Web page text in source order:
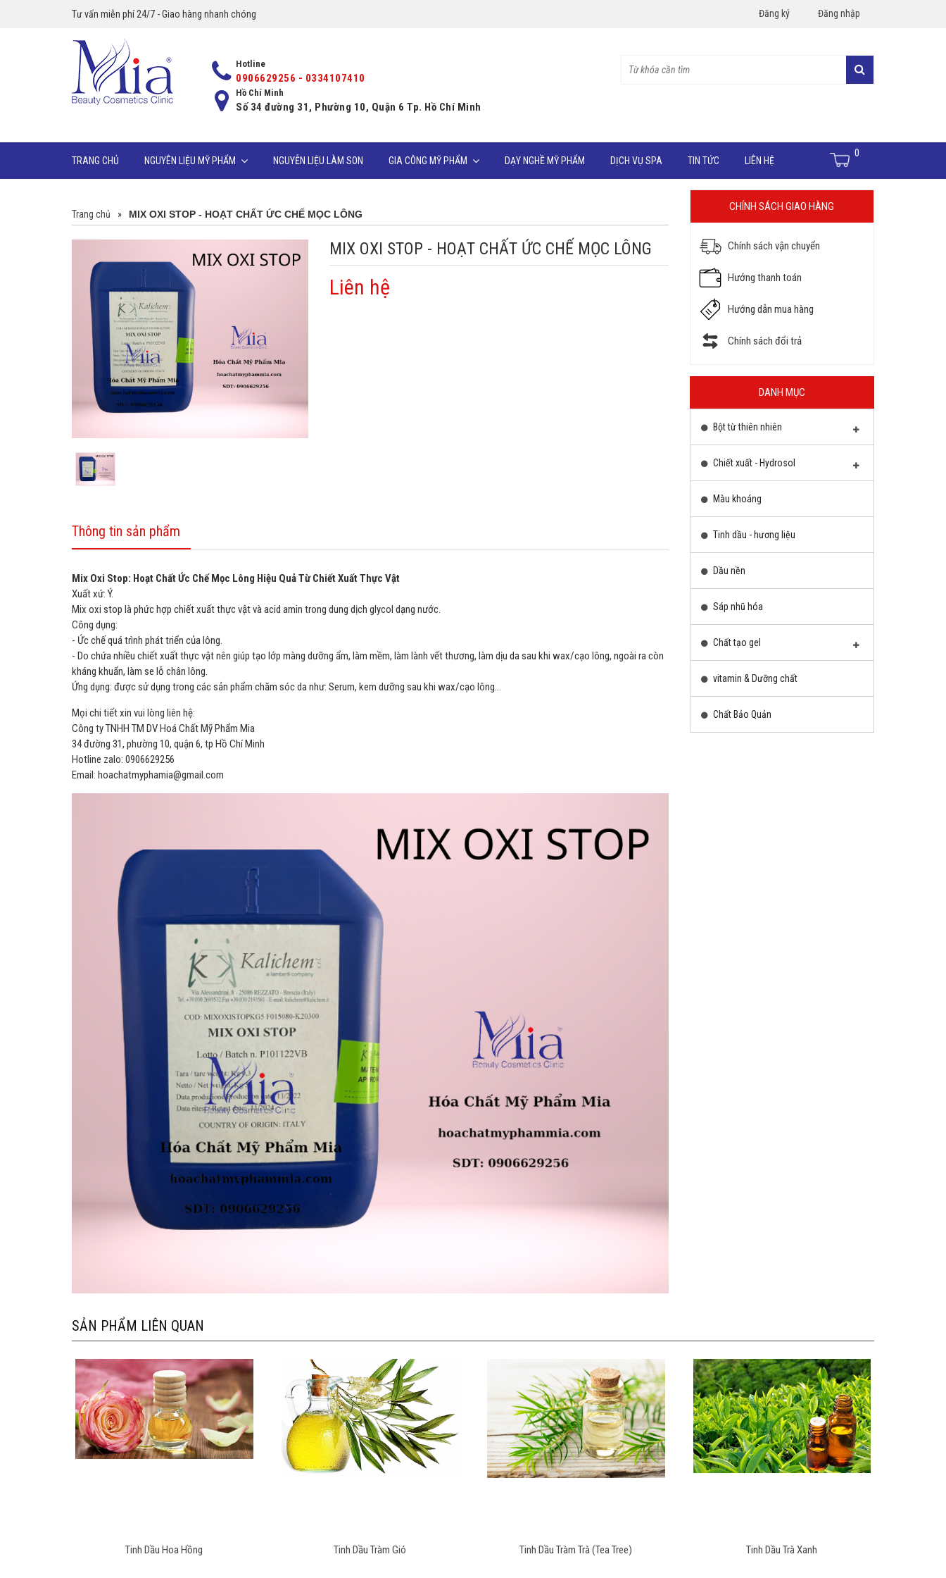
Tư vấn miễn phí 24/7 - Giao hàng nhanh chóng Đăng nhập
Đăng ký
Hotline
0906629256 - 0334107410
Hồ Chí Minh
Số 34 đường 31, Phường 10, Quận 6 Tp. Hồ Chí Minh
TRANG CHỦ NGUYÊN LIỆU MỸ PHẨM NGUYỄN LIỆU LÀM SON GIA CÔNG MỸ PHẨM DẠY NGHỀ MỸ PHẨM DỊCH VỤ SPA TIN TỨC LIÊN HỆ
0
Trang chủ » MIX OXI STOP - HOẠT CHẤT ỨC CHẾ MỌC LÔNG
MIX OXI STOP - HOẠT CHẤT ỨC CHẾ MỌC LÔNG
Liên hệ
Thông tin sản phẩm
Mix Oxi Stop: Hoạt Chất Ức Chế Mọc Lông Hiệu Quả Từ Chiết Xuất Thực Vật
Xuất xứ: Ý.
Mix oxi stop là phức hợp chiết xuất thực vật và acid amin trong dung dịch glycol dạng nước.
Công dụng:
- Ức chế quá trình phát triển của lông.
- Do chứa nhiều chiết xuất thực vật nên giúp tạo lớp màng dưỡng ẩm, làm mềm, làm lành vết thương, làm dịu da sau khi wax/cạo lông, ngoài ra còn
kháng khuẩn, làm se lỗ chân lông.
Ứng dụng: được sử dụng trong các sản phẩm chăm sóc da như: Serum, kem dưỡng sau khi wax/cạo lông…
Mọi chi tiết xin vui lòng liên hệ:
Công ty TNHH TM DV Hoá Chất Mỹ Phẩm Mia
34 đường 31, phường 10, quận 6, tp Hồ Chí Minh
Hotline zalo: 0906629256
Email: hoachatmyphamia@gmail.com
CHÍNH SÁCH GIAO HÀNG
Chính sách vận chuyển
Hướng thanh toán
Hướng dẫn mua hàng
Chính sách đổi trả
DANH MỤC
Bột từ thiên nhiên
Chiết xuất - Hydrosol
Màu khoáng
Tinh dầu - hương liệu
Dầu nền
Sáp nhũ hóa
Chất tạo gel
vitamin & Dưỡng chất
Chất Bảo Quản
SẢN PHẨM LIÊN QUAN
Tinh Dầu Hoa Hồng Tinh Dầu Tràm Gió Tinh Dầu Tràm Trà (Tea Tree) Tinh Dầu Trà Xanh